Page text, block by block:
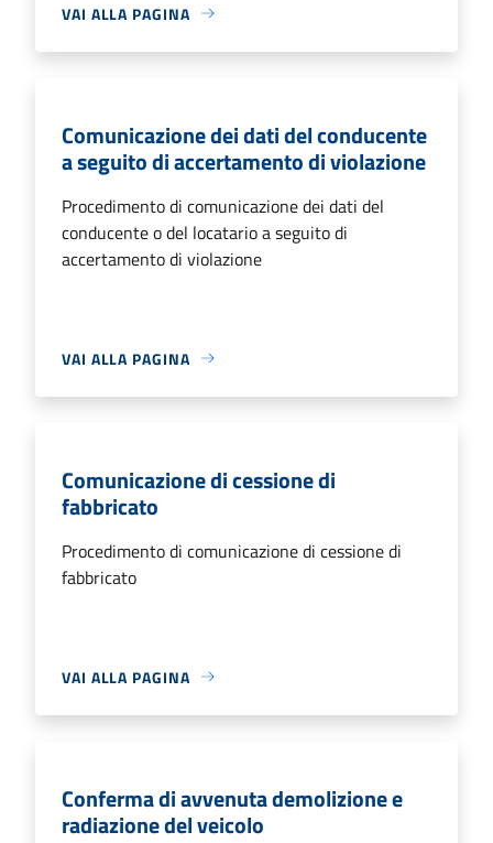
VAI ALLA PAGINA
Comunicazione dei dati del conducente
a seguito di accertamento di violazione
Procedimento di comunicazione dei dati del
conducente o del locatario a seguito di
accertamento di violazione
VAI ALLA PAGINA
Comunicazione di cessione di
fabbricato
Procedimento di comunicazione di cessione di
fabbricato
VAI ALLA PAGINA
Conferma di avvenuta demolizione e
radiazione del veicolo